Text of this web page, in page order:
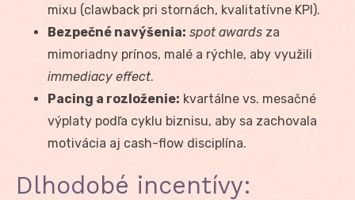
mixu (clawback pri stornách, kvalitatívne KPI).
Bezpečné navýšenia: spot awards za
mimoriadny prínos, malé a rýchle, aby využili
immediacy effect.
Pacing a rozloženie: kvartálne vs. mesačné
výplaty podľa cyklu biznisu, aby sa zachovala
motivácia aj cash-flow disciplína.
Dlhodobé incentívy: